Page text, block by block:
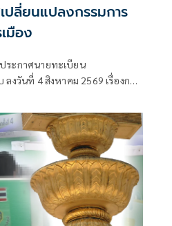
ปลี่ยนแปลงกรรมการ
มือง
ระกาศนายทะเบียน
งวันที่ 4 สิงหาคม 2569 เรื่องการ